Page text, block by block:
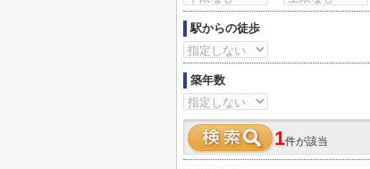
駅からの徒歩
築年数
1件が該当